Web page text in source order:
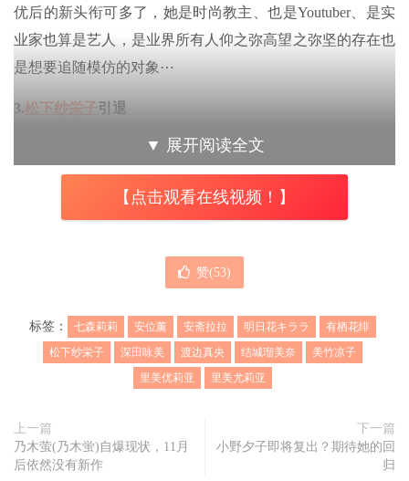
优后的新头衔可多了，她是时尚教主、也是Youtuber、是实
业家也算是艺人，是业界所有人仰之弥高望之弥坚的存在也
是想要追随模仿的对象⋯
3.松下纱栄子引退
然相对应地也就有差不多的艺人退出市场。今年比较令人伤
栄子，尽管有些朋友觉得一直待在アタッカーズ(Attackers)
作品千篇一律有些可惜，但她真的是个条件很好很有味道的
结果好不容易她有了twitter和IG，也办了出道以来的第一场
活动，想不到竟然是为了引退作准备。另一位让大家怀念不
▼ 展开阅读全文
【点击观看在线视频！】
赞(53)
标签： 七森莉莉 安位薰 安斋拉拉 明日花キララ
有栖花绯
松下纱栄子
深田咏美 渡边真央 结城瑠美奈
美竹凉子
里美优莉亚
里美尤莉亚
上一篇
乃木萤(乃木蛍)自爆现状，11月
后依然没有新作
下一篇
小野夕子即将复出？期待她的回
归